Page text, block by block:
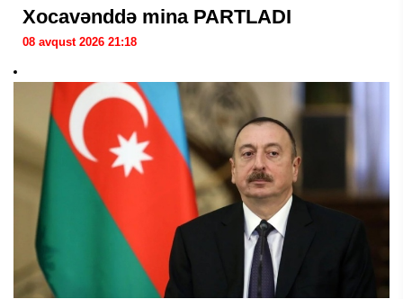
Xocavənddə mina PARTLADI
08 avqust 2026 21:18